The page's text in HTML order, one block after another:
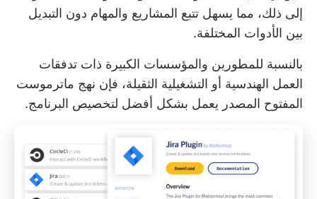
إلى ذلك، مما يسهل تتبع المشاريع والمهام دون التبديل
بين الأدوات المختلفة.
بالنسبة للمطورين والمؤسسات الكبيرة ذات تدفقات
العمل الهندسية أو التشغيلية الثقيلة، فإن نهج ماترموست
المفتوح المصدر يعمل بشكل أفضل لتخصيص البرنامج.